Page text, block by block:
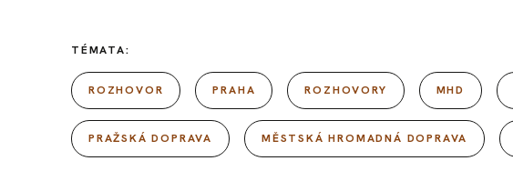
TÉMATA:
ROZHOVOR PRAHA ROZHOVORY MHD
PRAŽSKÁ DOPRAVA MĚSTSKÁ HROMADNÁ DOPRAVA